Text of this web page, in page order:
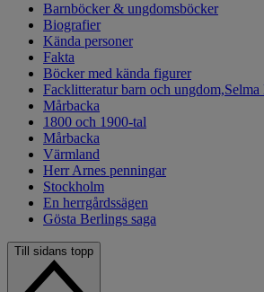
Barnböcker & ungdomsböcker
Biografier
Kända personer
Fakta
Böcker med kända figurer
Facklitteratur barn och
Mårbacka
1800 och 1900-tal
Mårbacka
Värmland
Herr Arnes penningar
Stockholm
En herrgårdssägen
Gösta Berlings saga
Till sidans topp